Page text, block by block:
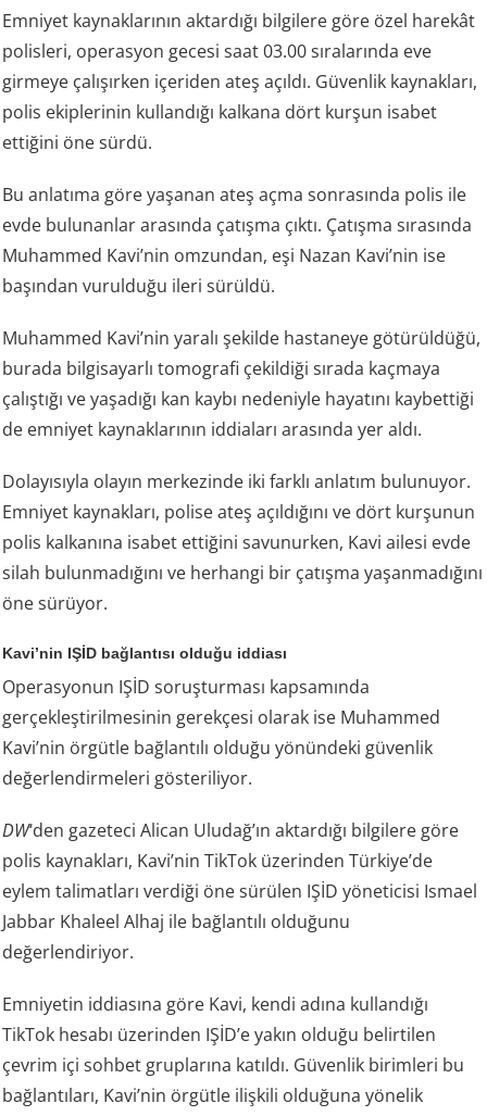
Emniyet kaynaklarının aktardığı bilgilere göre özel harekât
polisleri, operasyon gecesi saat 03.00 sıralarında eve
girmeye çalışırken içeriden ateş açıldı. Güvenlik kaynakları,
polis ekiplerinin kullandığı kalkana dört kurşun isabet
ettiğini öne sürdü.
Bu anlatıma göre yaşanan ateş açma sonrasında polis ile
evde bulunanlar arasında çatışma çıktı. Çatışma sırasında
Muhammed Kavi’nin omzundan, eşi Nazan Kavi’nin ise
başından vurulduğu ileri sürüldü.
Muhammed Kavi’nin yaralı şekilde hastaneye götürüldüğü,
burada bilgisayarlı tomografi çekildiği sırada kaçmaya
çalıştığı ve yaşadığı kan kaybı nedeniyle hayatını kaybettiği
de emniyet kaynaklarının iddiaları arasında yer aldı.
Dolayısıyla olayın merkezinde iki farklı anlatım bulunuyor.
Emniyet kaynakları, polise ateş açıldığını ve dört kurşunun
polis kalkanına isabet ettiğini savunurken, Kavi ailesi evde
silah bulunmadığını ve herhangi bir çatışma yaşanmadığını
öne sürüyor.
Kavi’nin IŞİD bağlantısı olduğu iddiası
Operasyonun IŞİD soruşturması kapsamında
gerçekleştirilmesinin gerekçesi olarak ise Muhammed
Kavi’nin örgütle bağlantılı olduğu yönündeki güvenlik
değerlendirmeleri gösteriliyor.
DW‘den gazeteci Alican Uludağ’ın aktardığı bilgilere göre
polis kaynakları, Kavi’nin TikTok üzerinden Türkiye’de
eylem talimatları verdiği öne sürülen IŞİD yöneticisi Ismael
Jabbar Khaleel Alhaj ile bağlantılı olduğunu
değerlendiriyor.
Emniyetin iddiasına göre Kavi, kendi adına kullandığı
TikTok hesabı üzerinden IŞİD’e yakın olduğu belirtilen
çevrim içi sohbet gruplarına katıldı. Güvenlik birimleri bu
bağlantıları, Kavi’nin örgütle ilişkili olduğuna yönelik